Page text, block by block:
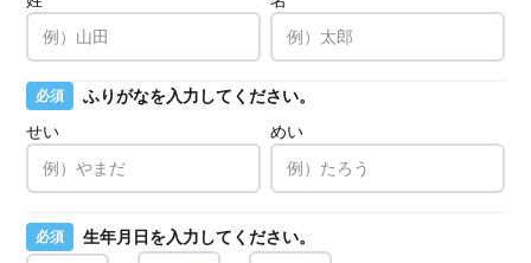
必須
ふりがなを入力してください。
せい
めい
必須 生年月日を入力してください。